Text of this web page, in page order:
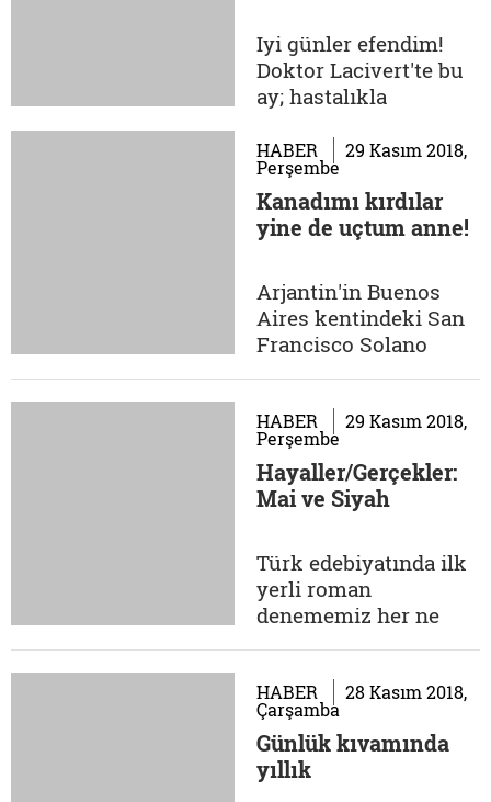
arayışları esnasında
nelerle karşılaştı?
Strateji oyunlarının...
Iyi günler efendim!
Doktor Lacivert'te bu
ay; hastalıkla
kazanç olan "sekonder
kazanç" ve son
zamanlarda gündemi
oldukça fazla meşgul
ameliyatları" var.
Bakalım hastalıklarını
bahane ederek ilgi
bekleyen insanlar ne...
HABER 29 Kasım 2018,
Perşembe
Kanadımı kırdılar
yine de uçtum anne!
Arjantin'in Buenos
Aires kentindeki San
Francisco Solano
ilindeki Diyadin
ilçesine bağlı
Günbuldu köyü
arasında nasıl bir bağ
neredeyse 40 sene
olan acıklı iki
öykünün farklı
onların futbol
aşkıdır...
HABER 29 Kasım 2018,
Perşembe
Hayaller/Gerçekler:
Mai ve Siyah
Türk edebiyatında ilk
yerli roman
denememiz her ne
roman örneğimiz
Araba Sevdası olarak
bilinse de aslında ilk
romanımız, Batılı
HABER 28 Kasım 2018,
Çarşamba
Günlük kıvamında
yıllık